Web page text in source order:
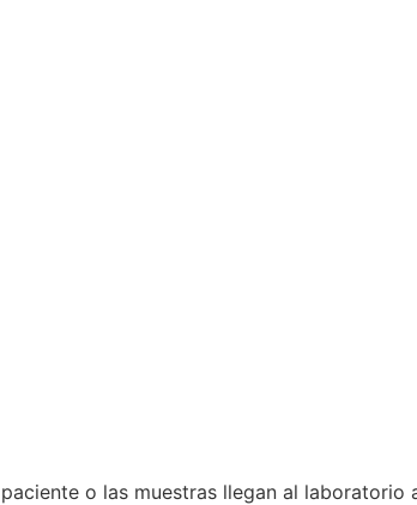
o las muestras llegan al laboratorio